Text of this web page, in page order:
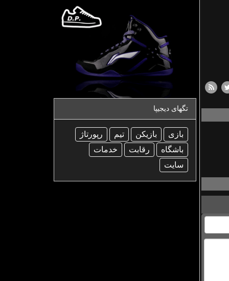
تگهای دیجیپا
بازی بازیكن تیم
رپورتاژ
باشگاه
رقابت
خدمات
سایت